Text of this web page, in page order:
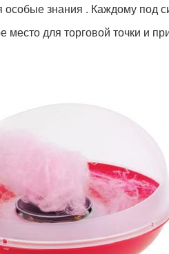
знания . Каждому под
для торговой точки и